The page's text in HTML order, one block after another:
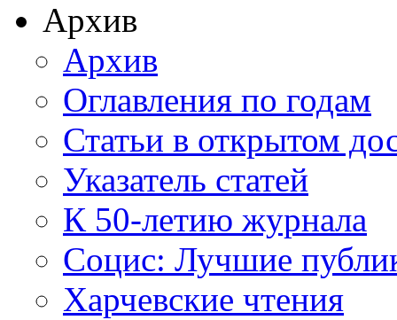
Архив
Архив
Оглавления по годам
Статьи в открытом
Указатель статей
К 50-летию журнала
Социс: Лучшие
Харчевские чтения